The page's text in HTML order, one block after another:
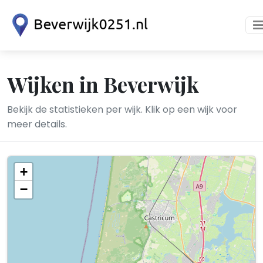
Wijken in Beverwijk
Bekijk de statistieken per wijk. Klik op een wijk voor
meer details.
+
−